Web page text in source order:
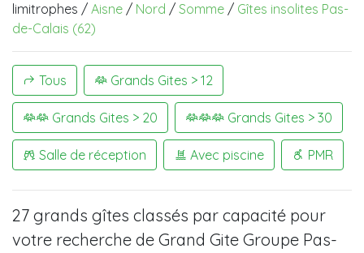
limitrophes / Aisne / Nord / Somme / Gîtes insolites Pas-
de-Calais (62)
Tous Grands Gites > 12
Grands Gites > 20 Grands Gites > 30
Salle de réception Avec piscine PMR
27 grands gîtes classés par capacité pour
votre recherche de Grand Gite Groupe Pas-